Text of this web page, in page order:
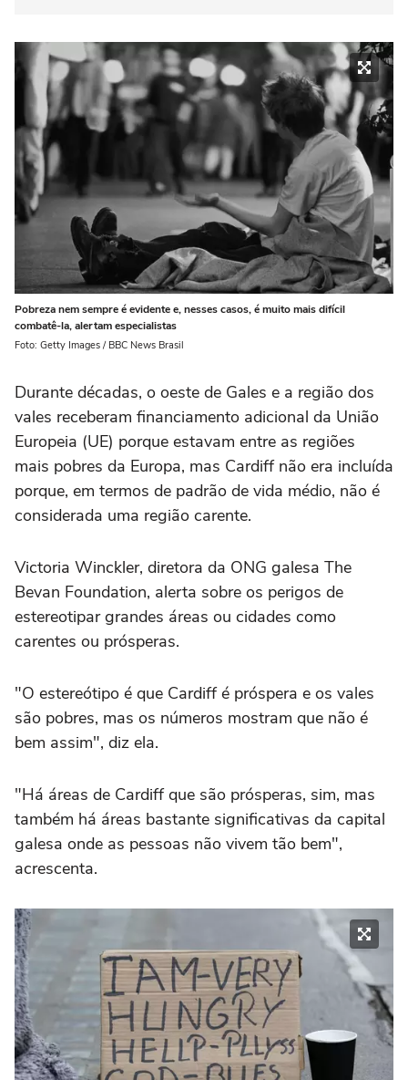
Pobreza nem sempre é evidente e, nesses casos, é muito mais difícil
combatê-la, alertam especialistas
Foto: Getty Images / BBC News Brasil
Durante décadas, o oeste de Gales e a região dos
vales receberam financiamento adicional da União
Europeia (UE) porque estavam entre as regiões
mais pobres da Europa, mas Cardiff não era incluída
porque, em termos de padrão de vida médio, não é
considerada uma região carente.
Victoria Winckler, diretora da ONG galesa The
Bevan Foundation, alerta sobre os perigos de
estereotipar grandes áreas ou cidades como
carentes ou prósperas.
"O estereótipo é que Cardiff é próspera e os vales
são pobres, mas os números mostram que não é
bem assim", diz ela.
"Há áreas de Cardiff que são prósperas, sim, mas
também há áreas bastante significativas da capital
galesa onde as pessoas não vivem tão bem",
acrescenta.